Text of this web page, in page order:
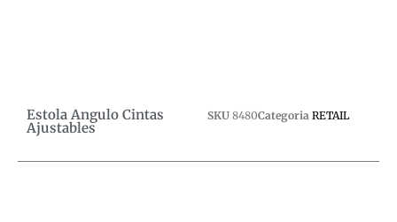
Estola Angulo Cintas
Ajustables
SKU 8480Categoria RETAIL